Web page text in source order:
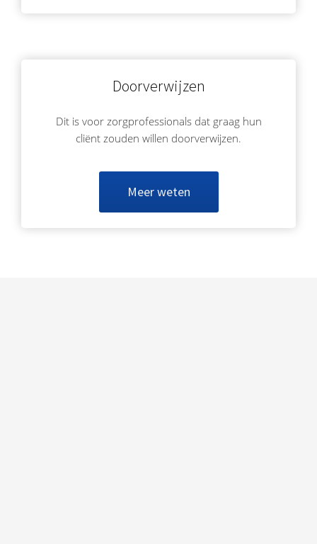
Doorverwijzen
Dit is voor zorgprofessionals dat graag hun
cliënt zouden willen doorverwijzen.
Meer weten